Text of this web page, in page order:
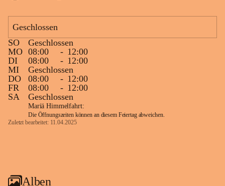
Geschlossen
SO
Geschlossen
MO 08:00 - 12:00
DI
08:00 - 12:00
MI
Geschlossen
DO
08:00 - 12:00
FR
08:00 - 12:00
SA
Geschlossen
Mariä Himmelfahrt:
Die Öffnungszeiten können an diesem Feiertag abweichen.
Zuletzt bearbeitet: 11.04.2025
Alben